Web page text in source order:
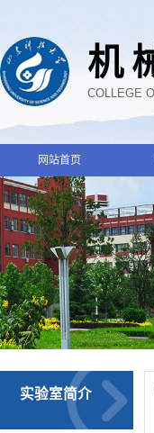
机
COLLEGE
网站首页
实验室简介